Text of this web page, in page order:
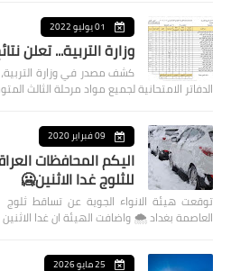
01 يوليو 2022
وزارة التربية... تعلن
كشف مصدر في وزارة التربية،
الدفاتر الامتحانية لجميع مواد مرحلة الثالث
09 فبراير 2020
اليكم المحافظات
للثلوج غدا الاثنين🥶
توقعت هيئة الانواء الجوية عن تساقط
العاصمة بغداد ⁦🌨️⁩ واضافت الهيئة ان غدا الاثنين …
25 مايو 2026